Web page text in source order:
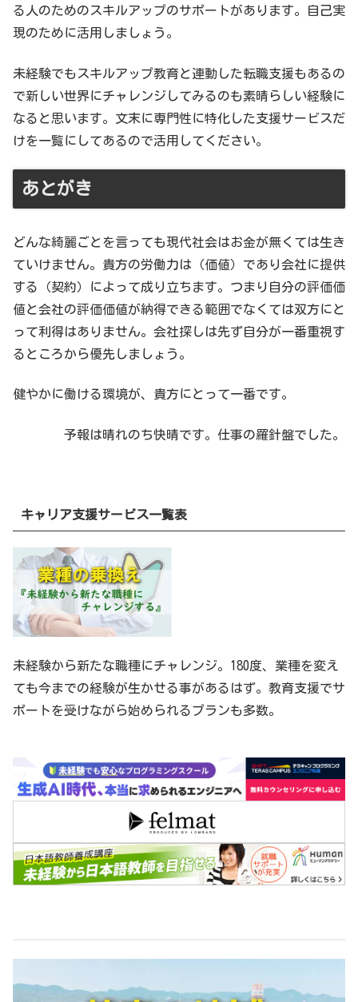
る人のためのスキルアップのサポートがあります。自己実
現のために活用しましょう。
未経験でもスキルアップ教育と連動した転職支援もあるの
で新しい世界にチャレンジしてみるのも素晴らしい経験に
なると思います。文末に専門性に特化した支援サービスだ
けを一覧にしてあるので活用してください。
あとがき
どんな綺麗ごとを言っても現代社会はお金が無くては生き
ていけません。貴方の労働力は（価値）であり会社に提供
する（契約）によって成り立ちます。つまり自分の評価価
値と会社の評価価値が納得できる範囲でなくては双方にと
って利得はありません。会社探しは先ず自分が一番重視す
るところから優先しましょう。
健やかに働ける環境が、貴方にとって一番です。
予報は晴れのち快晴です。仕事の羅針盤でした。
キャリア支援サービス一覧表
未経験から新たな職種にチャレンジ。180度、業種を変え
ても今までの経験が生かせる事があるはず。教育支援でサ
ポートを受けながら始められるプランも多数。